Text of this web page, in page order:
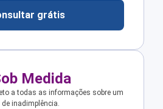
grátis
Medida
a todas as informações sobre um
inadimplência.